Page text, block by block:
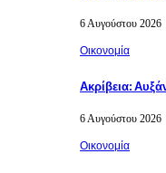
6 Αυγούστου 2026
Οικονομία
Ακρίβεια:
6 Αυγούστου 2026
Οικονομία